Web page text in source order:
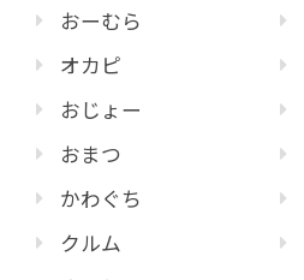
おーむら
オカピ
おじょー
おまつ
かわぐち
クルム